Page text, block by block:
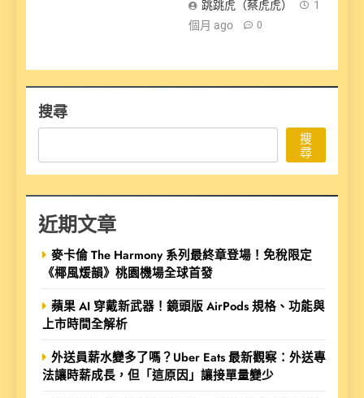
跳跳虎（蔡虎虎）
1
個月 ago
0
搜尋
搜
尋
近期文章
麥卡倫 The Harmony 系列最終章登場！免稅限定
《椰風煖韻》桃園機場全球首發
蘋果 AI 穿戴新武器！鏡頭版 AirPods 規格、功能與
上市時間全解析
外送員薪水變多了嗎？Uber Eats 最新觀察：外送專
法讓時薪成長，但「這原因」讓接單量變少